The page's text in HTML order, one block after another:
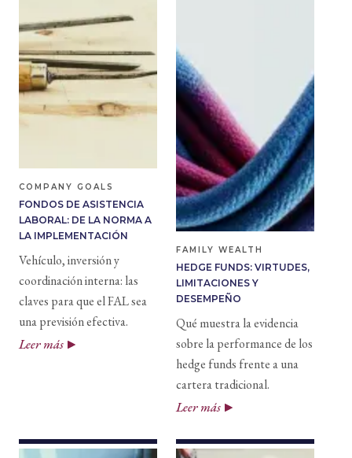
COMPANY GOALS
FONDOS DE ASISTENCIA
LABORAL: DE LA NORMA A
LA IMPLEMENTACIÓN
Vehículo, inversión y
coordinación interna: las
claves para que el FAL sea
una previsión efectiva.
Leer más
FAMILY WEALTH
HEDGE FUNDS: VIRTUDES,
LIMITACIONES Y
DESEMPEÑO
Qué muestra la evidencia
sobre la performance de los
hedge funds frente a una
cartera tradicional.
Leer más